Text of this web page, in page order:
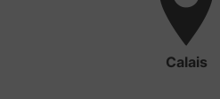
Calais